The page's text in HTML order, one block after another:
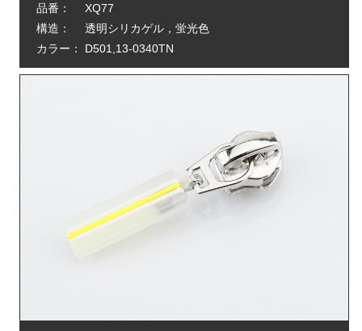
品番：
XQ77
構造：
透明シリカゲル，蛍光色
カラー：
D501,13-0340TN